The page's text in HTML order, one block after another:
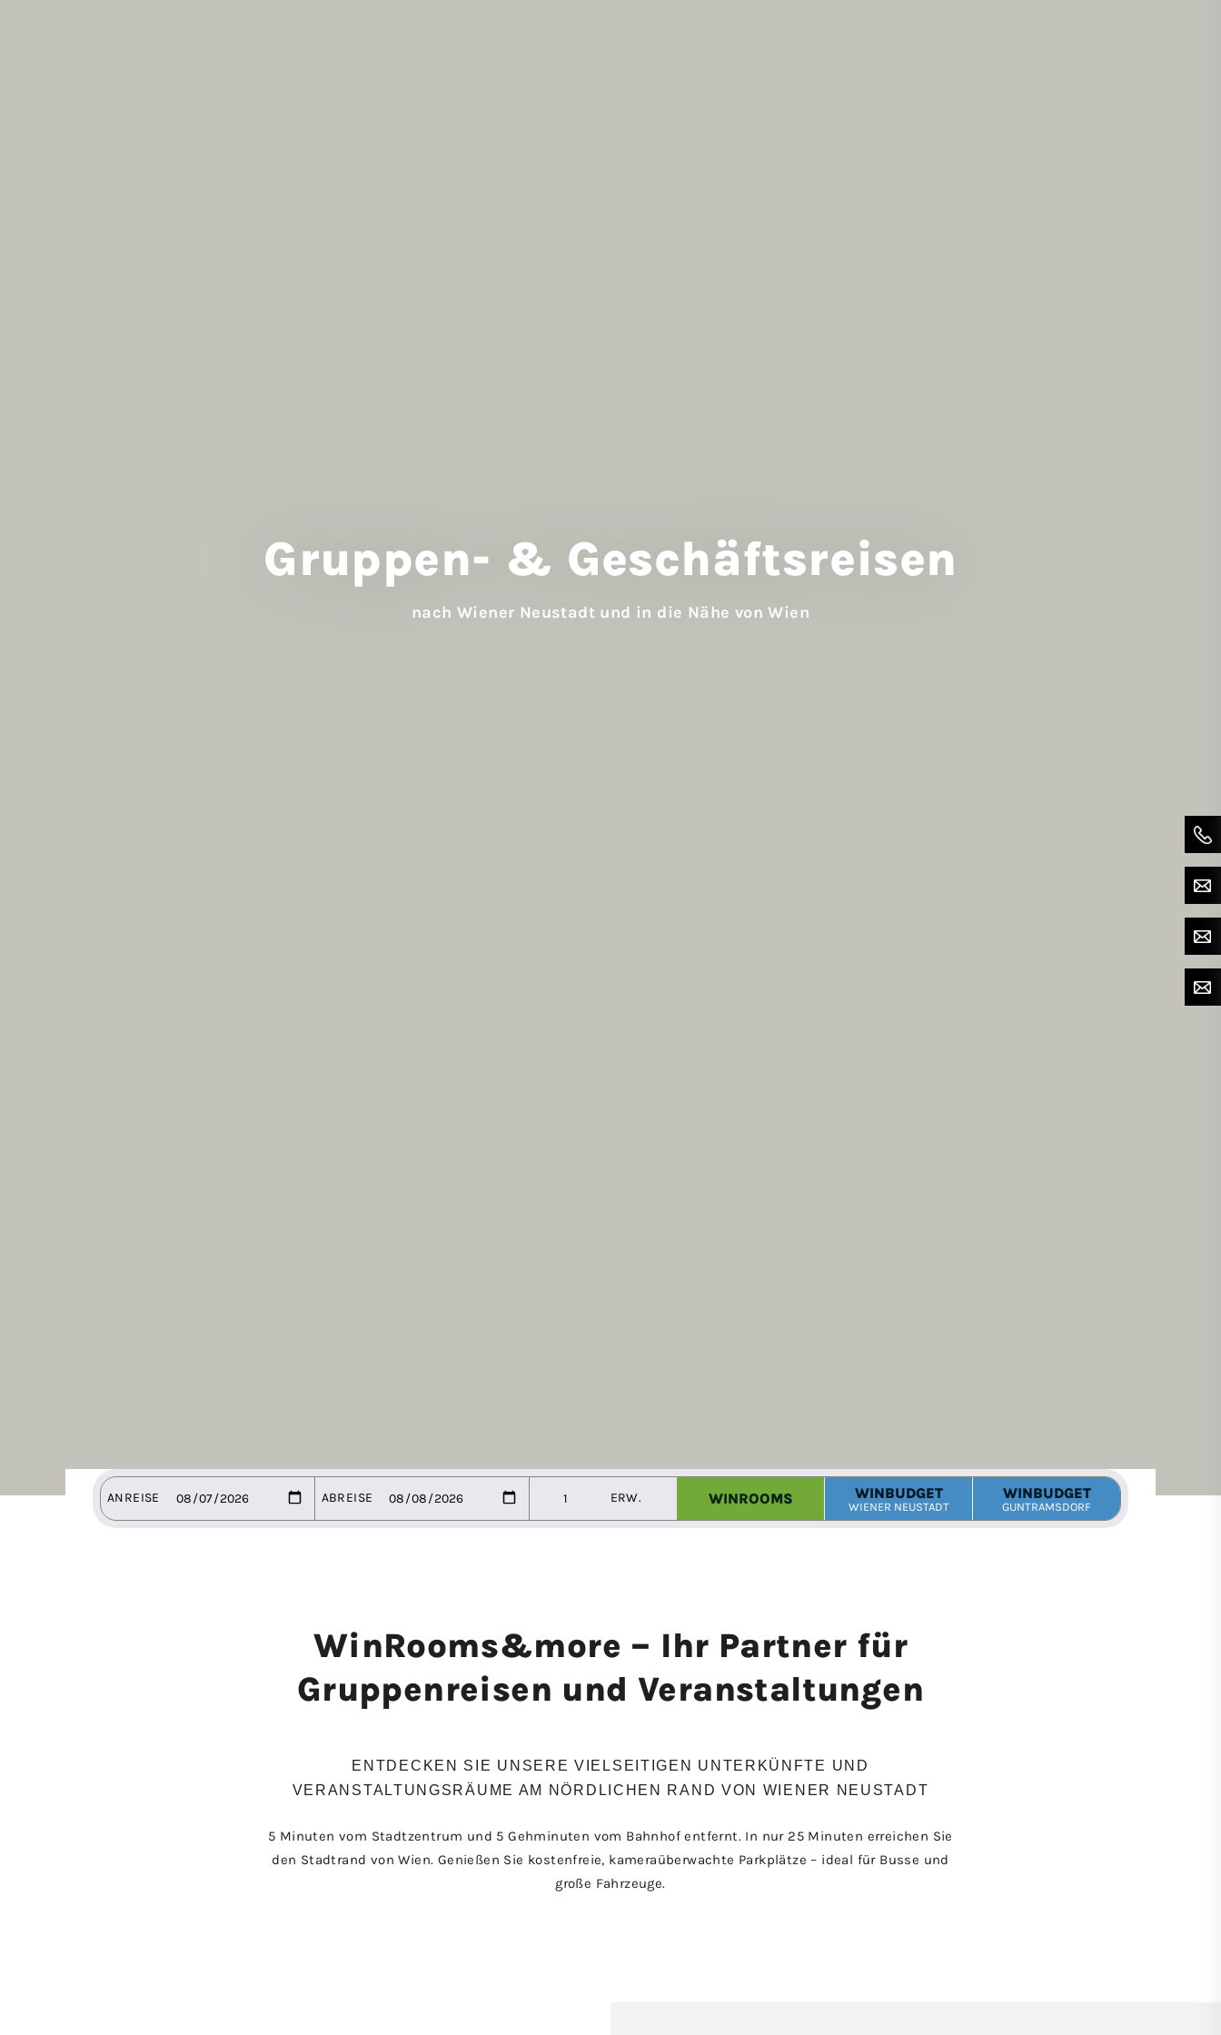
Gruppen- & Geschäfts­reisen
nach Wiener Neustadt und in die Nähe von Wien
WinRooms&more – Ihr Partner für
Gruppenreisen und Veranstaltungen
ENTDECKEN SIE UNSERE VIELSEITIGEN UNTERKÜNFTE UND
VERANSTALTUNGSRÄUME AM NÖRDLICHEN RAND VON WIENER NEUSTADT
5 Minuten vom Stadtzentrum und 5 Gehminuten vom Bahnhof entfernt. In nur 25 Minuten erreichen Sie
den Stadtrand von Wien. Genießen Sie kostenfreie, kameraüberwachte Parkplätze – ideal für Busse und
große Fahrzeuge.